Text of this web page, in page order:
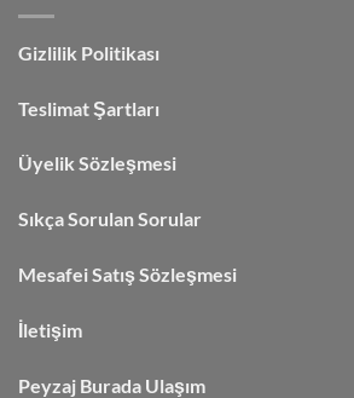
Gizlilik Politikası
Teslimat Şartları
Üyelik Sözleşmesi
Sıkça Sorulan Sorular
Mesafei Satış Sözleşmesi
İletişim
Peyzaj Burada Ulaşım